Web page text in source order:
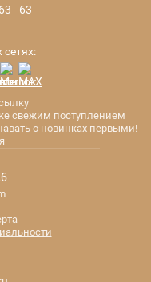
свежим поступлением
о новинках первыми!